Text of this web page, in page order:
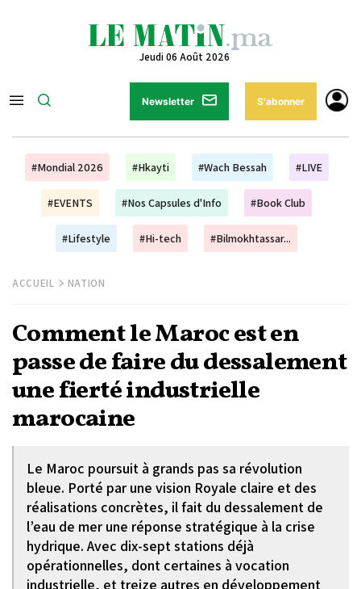
Jeudi 06 Août 2026
Newsletter S'abonner
#Mondial 2026 #Hkayti #Wach Bessah #LIVE
#EVENTS #Nos Capsules d'Info #Book Club
#Lifestyle #Hi-tech #Bilmokhtassar...
ACCUEIL NATION
Comment le Maroc est en
passe de faire du dessalement
une fierté industrielle
marocaine
Le Maroc poursuit à grands pas sa révolution
bleue. Porté par une vision Royale claire et des
réalisations concrètes, il fait du dessalement de
l’eau de mer une réponse stratégique à la crise
hydrique. Avec dix-sept stations déjà
opérationnelles, dont certaines à vocation
industrielle, et treize autres en développement